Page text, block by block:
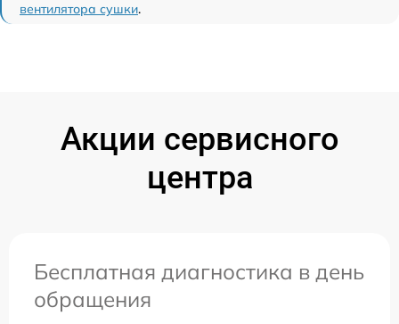
вентилятора сушки.
Акции сервисного
центра
Бесплатная диагностика в день
обращения